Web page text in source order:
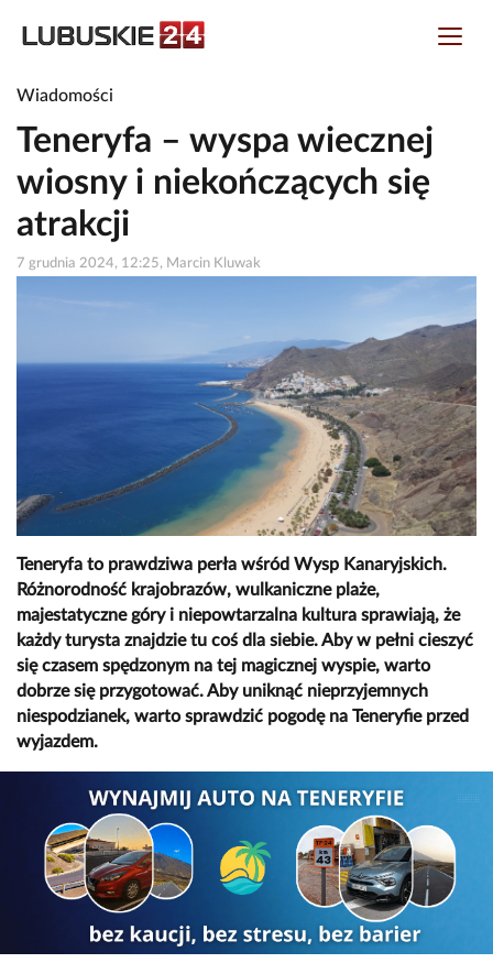
Wiadomości
Teneryfa – wyspa wiecznej
wiosny i niekończących się
atrakcji
7 grudnia 2024, 12:25, Marcin Kluwak
Teneryfa to prawdziwa perła wśród Wysp Kanaryjskich.
Różnorodność krajobrazów, wulkaniczne plaże,
majestatyczne góry i niepowtarzalna kultura sprawiają, że
każdy turysta znajdzie tu coś dla siebie. Aby w pełni cieszyć
się czasem spędzonym na tej magicznej wyspie, warto
dobrze się przygotować. Aby uniknąć nieprzyjemnych
niespodzianek, warto sprawdzić pogodę na Teneryfie przed
wyjazdem.